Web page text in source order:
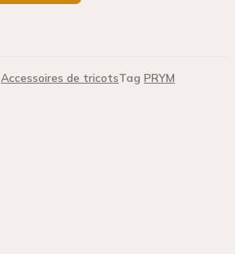
Accessoires de tricotsTag PRYM